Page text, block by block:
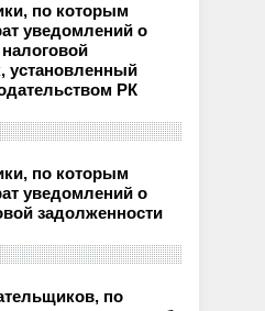
по которым
уведомлений о
установленный
РК
по которым
уведомлений о
задолженности
по